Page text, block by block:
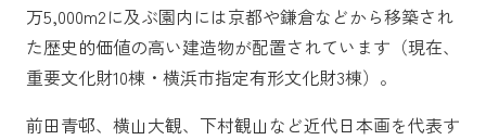
万5,000m2に及ぶ園内には京都や鎌倉などから移築され
た歴史的価値の高い建造物が配置されています（現在、
重要文化財10棟・横浜市指定有形文化財3棟）。
前田青邨、横山大観、下村観山など近代日本画を代表す